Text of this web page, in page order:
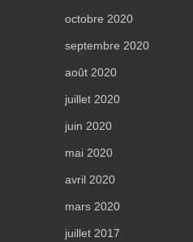
octobre 2020
septembre 2020
août 2020
juillet 2020
juin 2020
mai 2020
avril 2020
mars 2020
juillet 2017